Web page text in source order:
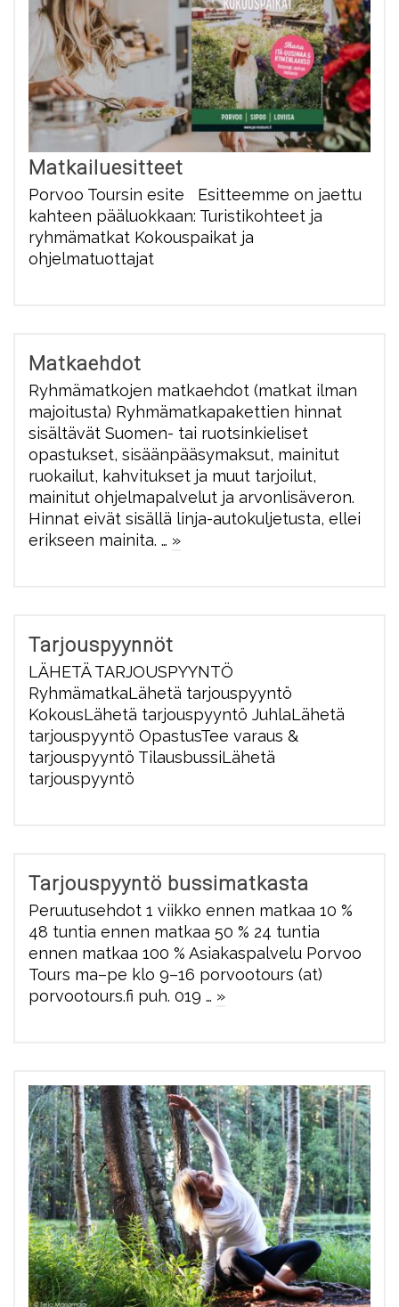
Matkailuesitteet
Porvoo Toursin esite Esitteemme on jaettu
kahteen pääluokkaan: Turistikohteet ja
ryhmämatkat Kokouspaikat ja
ohjelmatuottajat
Matkaehdot
Ryhmämatkojen matkaehdot (matkat ilman
majoitusta) Ryhmämatkapakettien hinnat
sisältävät Suomen- tai ruotsinkieliset
opastukset, sisäänpääsymaksut, mainitut
ruokailut, kahvitukset ja muut tarjoilut,
mainitut ohjelmapalvelut ja arvonlisäveron.
Hinnat eivät sisällä linja-autokuljetusta, ellei
erikseen mainita. … »
Tarjouspyynnöt
LÄHETÄ TARJOUSPYYNTÖ
RyhmämatkaLähetä tarjouspyyntö
KokousLähetä tarjouspyyntö JuhlaLähetä
tarjouspyyntö OpastusTee varaus &
tarjouspyyntö TilausbussiLähetä
tarjouspyyntö
Tarjouspyyntö bussimatkasta
Peruutusehdot 1 viikko ennen matkaa 10 %
48 tuntia ennen matkaa 50 % 24 tuntia
ennen matkaa 100 % Asiakaspalvelu Porvoo
Tours ma–pe klo 9–16 porvootours (at)
porvootours.fi puh. 019 … »